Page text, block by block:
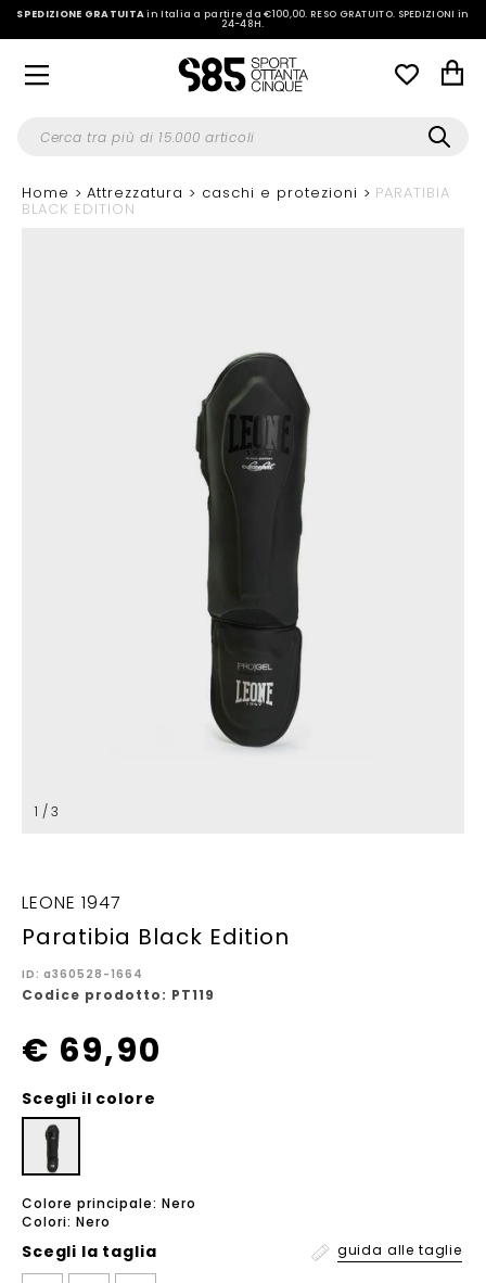
SPEDIZIONE GRATUITAin Italia a partire da €100,00.RESO GRATUITO. SPEDIZIONI in
24-48H.
Home Attrezzatura caschi e protezioni PARATIBIA
BLACK EDITION
1 / 3
LEONE 1947
Paratibia Black Edition
ID: a360528-1664
Codice prodotto: PT119
€ 69,90
Scegli il colore
Colore principale: Nero
Colori: Nero
Scegli la taglia guida alle taglie